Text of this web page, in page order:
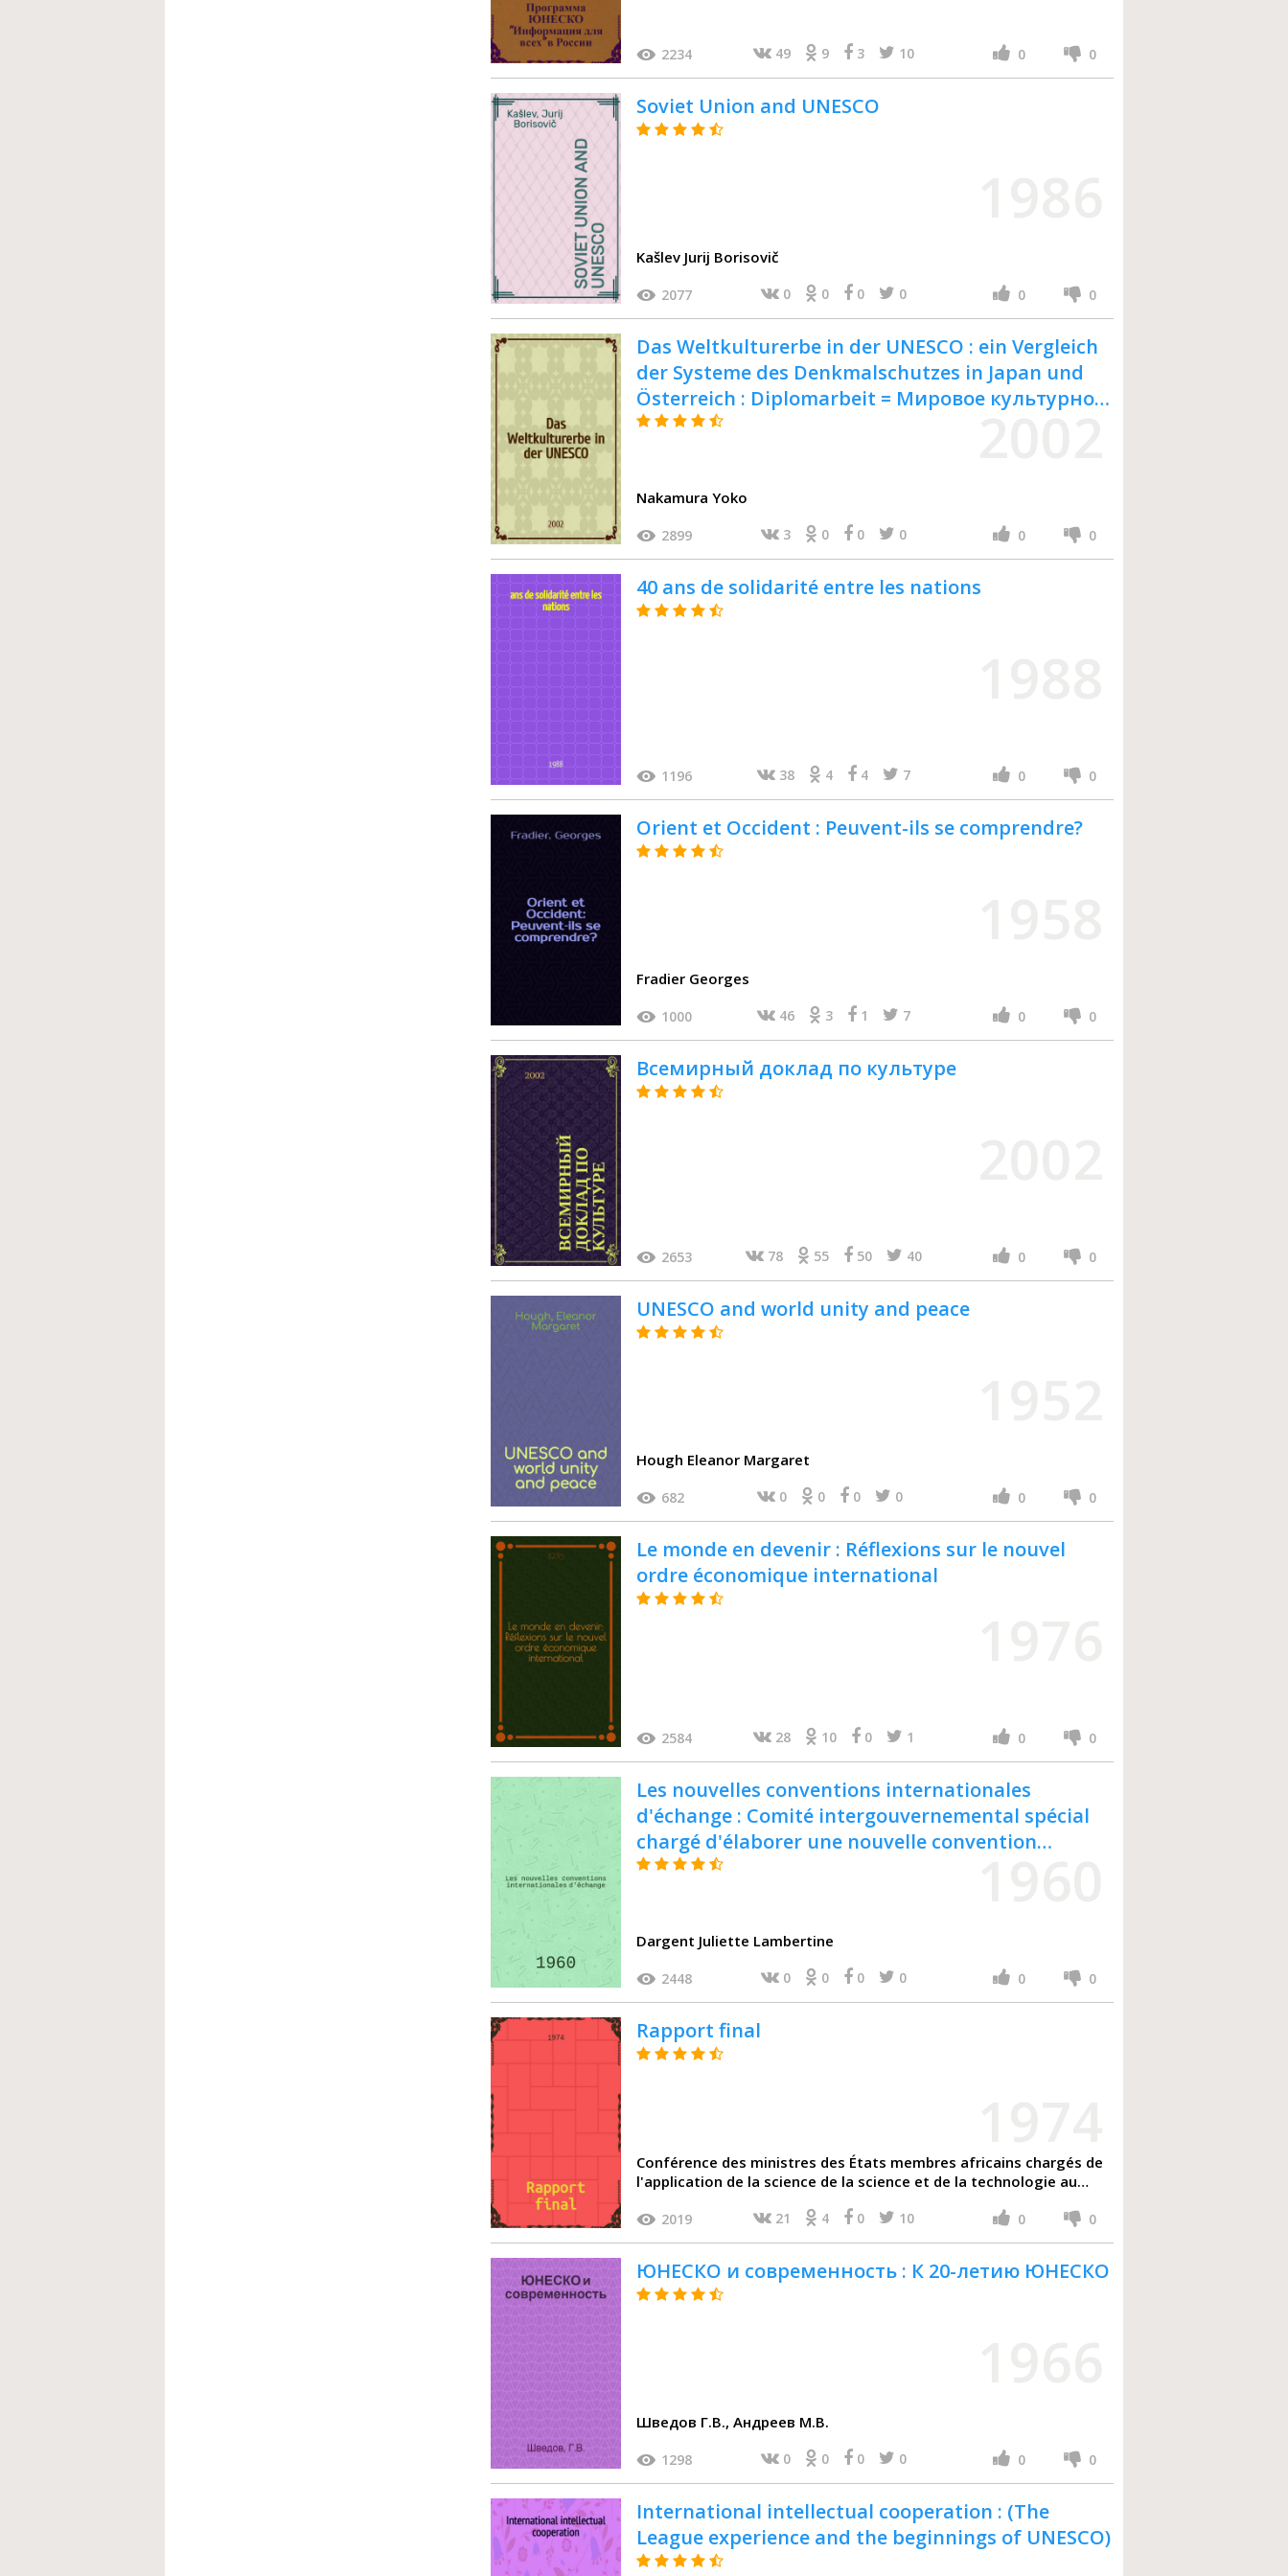
2234 49 9 3 10 0 0
Soviet Union and UNESCO
Kašlev Jurij Borisovič
2077 0 0 0 0 0 0
Das Weltkulturerbe in der UNESCO : ein Vergleich
der Systeme des Denkmalschutzes in Japan und
Österreich : Diplomarbeit = Мировое культурное
наследие в ЮНЕСКО
Nakamura Yoko
2899 3 0 0 0 0 0
40 ans de solidarité entre les nations
1196 38 4 4 7 0 0
Orient et Occident : Peuvent-ils se comprendre?
Fradier Georges
1000 46 3 1 7 0 0
Всемирный доклад по культуре
2653 78 55 50 40 0 0
UNESCO and world unity and peace
Hough Eleanor Margaret
682 0 0 0 0 0 0
Le monde en devenir : Réflexions sur le nouvel
ordre économique international
2584 28 10 0 1 0 0
Les nouvelles conventions internationales
d'échange : Comité intergouvernemental spécial
chargé d'élaborer une nouvelle convention
concernant les échanges internationaux de
Dargent Juliette Lambertine
2448 0 0 0 0 0 0
Rapport final
Conférence des ministres des États membres africains chargés de
l'application de la science de la science et de la technologie au
2019 21 4 0 10 0 0
ЮНЕСКО и современность : К 20-летию ЮНЕСКО
Шведов Г.В., Андреев М.В.
1298 0 0 0 0 0 0
International intellectual cooperation : (The
League experience and the beginnings of UNESCO)